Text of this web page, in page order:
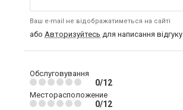
Ваш e-mail не відображатиметься на сайті
або Авторизуйтесь для написання відгуку
Обслуговування
0/12
Месторасположение
0/12